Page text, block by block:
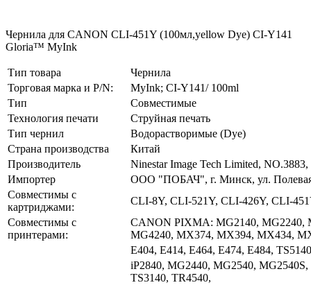
Чернила для CANON CLI-451Y (100мл,yellow Dye) CI-Y141
Gloria™ MyInk
Тип товара
Чернила
Торговая марка и P/N:
MyInk; CI-Y141/ 100ml
Тип
Совместимые
Технология печати
Струйная печать
Тип чернил
Водорастворимые (Dye)
Страна производства
Китай
Производитель
Ninestar Image Tech Limited,
Импортер
ООО "ПОБАЧ", г. Минск, ул.
Совместимы с
картриджами:
CLI-8Y, CLI-521Y, CLI-426Y, CLI-
Совместимы с
принтерами:
CANON PIXMA: MG2140, MG2240,
MG4240, MX374, MX394, MX434,
E404, E414, E464, E474, E484,
iP2840, MG2440, MG2540,
TS3140, TR4540,